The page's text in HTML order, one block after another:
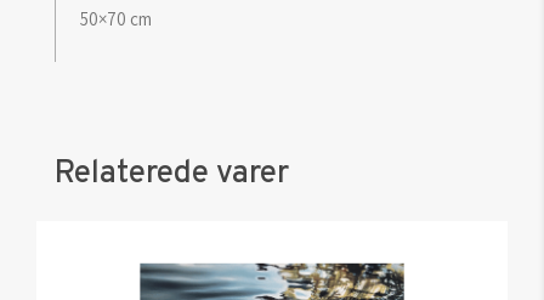
50×70 cm
Relaterede varer